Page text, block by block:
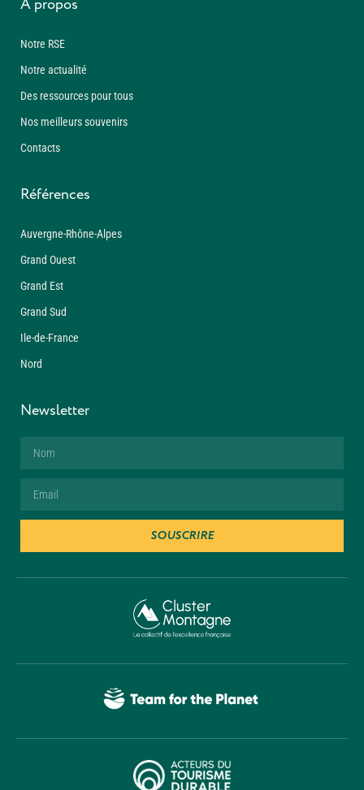
À propos
Notre RSE
Notre actualité
Des ressources pour tous
Nos meilleurs souvenirs
Contacts
Références
Auvergne-Rhône-Alpes
Grand Ouest
Grand Est
Grand Sud
Ile-de-France
Nord
Newsletter
SOUSCRIRE